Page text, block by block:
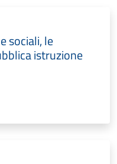
sociali, le
istruzione